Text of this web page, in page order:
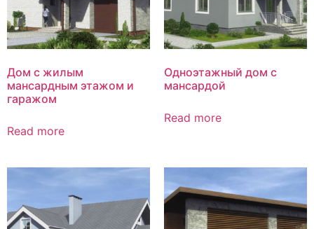
Дом с жилым
мансардным этажом и
гаражом
Read more
Одноэтажный дом с
мансардой
Read more